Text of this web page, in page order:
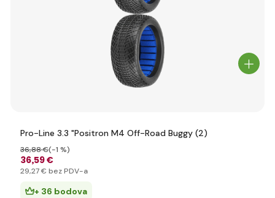
Pro-Line 3.3 "Positron M4 Off-Road Buggy (2)
36,59 €
36,88 €(-1 %)
29,27 € bez PDV-a
+ 36 bodova